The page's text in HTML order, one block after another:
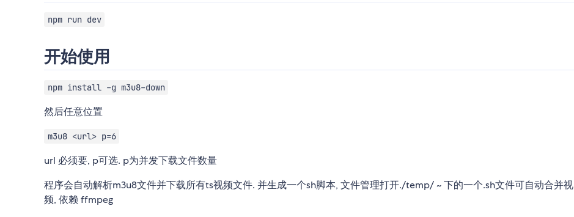
npm run dev
开始使用
npm install -g m3u8-down
然后任意位置
m3u8 <url> p=6
url 必须要, p可选. p为并发下载文件数量
程序会自动解析m3u8文件并下载所有ts视频文件. 并生成一个sh脚本, 文件管理打开./temp/ ~ 下的一个.sh文件可自动合并视
频, 依赖 ffmpeg